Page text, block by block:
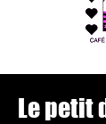
Le petit